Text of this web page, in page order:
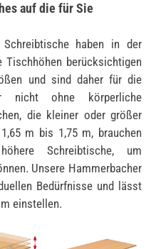
auf die für Sie
haben in der
berücksichtigen
und sind daher für die
nicht ohne körperliche
die kleiner oder größer
m bis 1,75 m, brauchen
Schreibtische, um
Unsere Hammerbacher
Bedürfnisse und lässt
einstellen.